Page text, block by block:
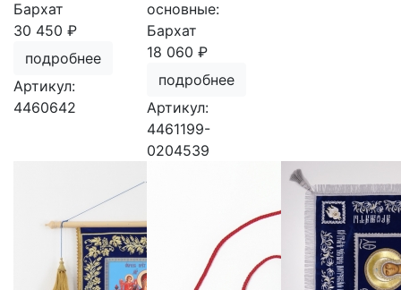
Бархат
30 450 ₽
подробнее
Артикул:
4460642
основные:
Бархат
18 060 ₽
подробнее
Артикул:
4461199-
0204539